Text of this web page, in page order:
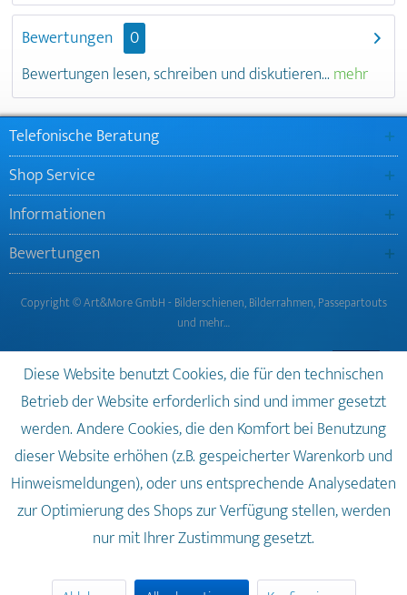
Bewertungen
0
Bewertungen lesen, schreiben und diskutieren... mehr
Telefonische Beratung
Shop Service
Informationen
Bewertungen
Copyright © Art&More GmbH - Bilderschienen, Bilderrahmen, Passepartouts
und mehr…
Diese Website benutzt Cookies, die für den technischen
Betrieb der Website erforderlich sind und immer gesetzt
werden. Andere Cookies, die den Komfort bei Benutzung
dieser Website erhöhen (z.B. gespeicherter Warenkorb und
Hinweismeldungen), oder uns entsprechende Analysedaten
zur Optimierung des Shops zur Verfügung stellen, werden
nur mit Ihrer Zustimmung gesetzt.